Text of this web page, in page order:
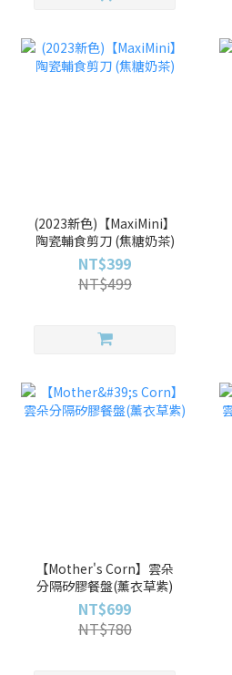
(2023新色)【MaxiMini】
陶瓷輔食剪刀 (焦糖奶茶)
NT$399
NT$499
【Mother's Corn】雲朵
分隔矽膠餐盤(薰衣草紫)
NT$699
NT$780